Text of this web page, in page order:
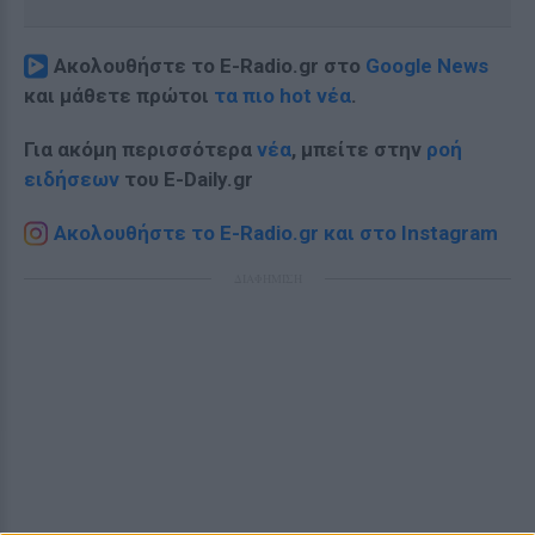
Ακολουθήστε το E-Radio.gr στο Google News
και μάθετε πρώτοι τα πιο hot νέα.
Για ακόμη περισσότερα νέα, μπείτε στην ροή
ειδήσεων του E-Daily.gr
Ακολουθήστε το E-Radio.gr και στο Instagram